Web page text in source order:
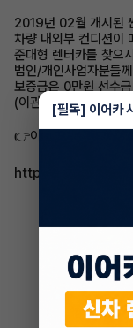
2019년 02월 개시된
차량 내외부 컨디션이
준대형 렌터카를 찾으
법인/개인사업자분들
보증금은 0만원 선수
(이관시 보증금 조건
👉이어카에서 자세히
http://
[필독] 이어카